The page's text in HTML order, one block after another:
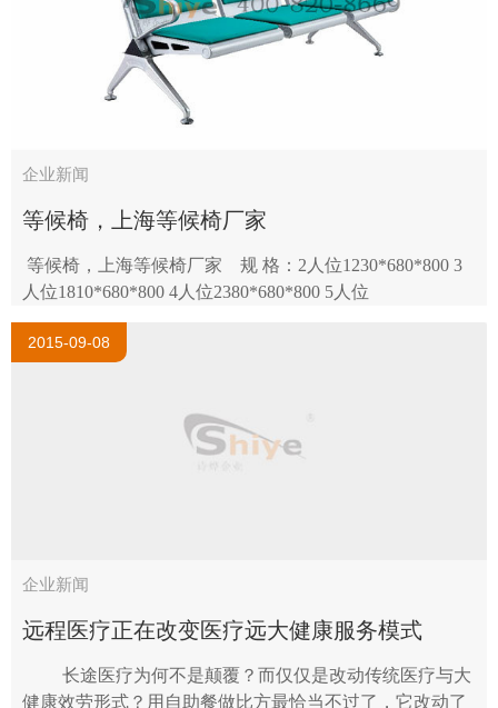
企业新闻
等候椅，上海等候椅厂家
等候椅，上海等候椅厂家 规 格：2人位1230*680*800 3
人位1810*680*800 4人位2380*680*800 5人位
2960*680*800 座 板：1.5mm优质冷轧钢板 ..
2015-09-08
企业新闻
远程医疗正在改变医疗远大健康服务模式
长途医疗为何不是颠覆？而仅仅是改动传统医疗与大
健康效劳形式？用自助餐做比方最恰当不过了，它改动了